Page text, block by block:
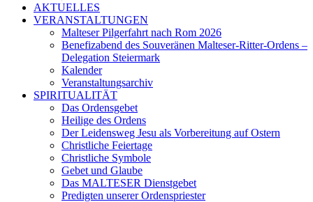
AKTUELLES
VERANSTALTUNGEN
Malteser Pilgerfahrt nach Rom 2026
Benefizabend des Souveränen Malteser-Ritter-Ordens –
Delegation Steiermark
Kalender
Veranstaltungsarchiv
SPIRITUALITÄT
Das Ordensgebet
Heilige des Ordens
Der Leidensweg Jesu als Vorbereitung auf Ostern
Christliche Feiertage
Christliche Symbole
Gebet und Glaube
Das MALTESER Dienstgebet
Predigten unserer Ordenspriester